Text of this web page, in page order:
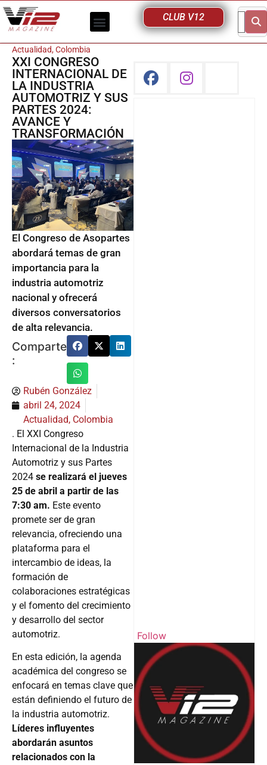
CLUB V12
Actualidad,Colombia
XXI CONGRESO
INTERNACIONAL DE
LA INDUSTRIA
AUTOMOTRIZ Y SUS
PARTES 2024:
AVANCE Y
TRANSFORMACIÓN
El Congreso de Asopartes
abordará temas de gran
importancia para la
industria automotriz
nacional y ofrecerá
diversos conversatorios
de alta relevancia.
Comparte
:
Rubén González
abril 24, 2024
Actualidad, Colombia
. El XXI Congreso
Internacional de la Industria
Automotriz y sus Partes
2024 se realizará el jueves
25 de abril a partir de las
7:30 am. Este evento
promete ser de gran
relevancia, ofreciendo una
plataforma para el
intercambio de ideas, la
formación de
colaboraciones estratégicas
y el fomento del crecimiento
y desarrollo del sector
automotriz.
En esta edición, la agenda
académica del congreso se
enfocará en temas clave que
están definiendo el futuro de
la industria automotriz.
Líderes influyentes
abordarán asuntos
relacionados con la
Follow